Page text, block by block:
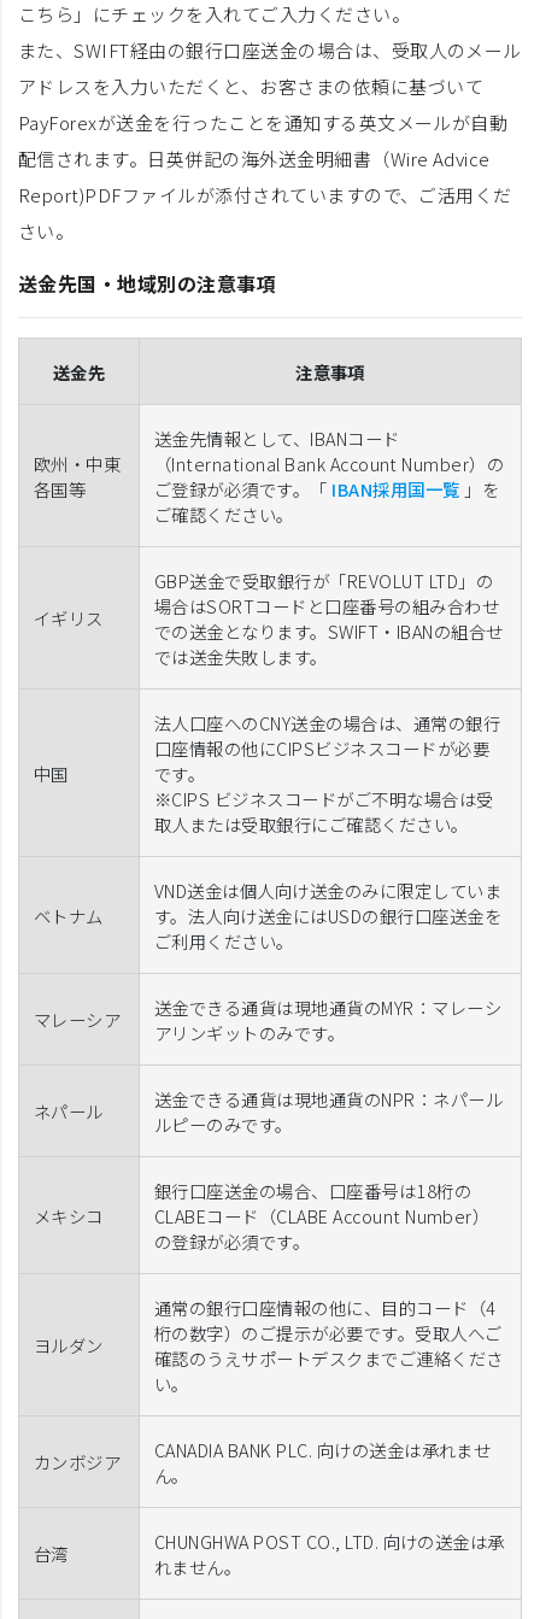
こちら」にチェックを入れてご入力ください。
また、SWIFT経由の銀行口座送金の場合は、受取人のメール
アドレスを入力いただくと、お客さまの依頼に基づいて
PayForexが送金を行ったことを通知する英文メールが自動
配信されます。日英併記の海外送金明細書（Wire Advice
Report)PDFファイルが添付されていますので、ご活用くだ
さい。
送金先国・地域別の注意事項
送金先 注意事項
欧州・中東
各国等
送金先情報として、IBANコード
（International Bank Account Number）の
ご登録が必須です。「 IBAN採用国一覧 」を
ご確認ください。
イギリス
GBP送金で受取銀行が「REVOLUT LTD」の
場合はSORTコードと口座番号の組み合わせ
での送金となります。SWIFT・IBANの組合せ
では送金失敗します。
中国
法人口座へのCNY送金の場合は、通常の銀行
口座情報の他にCIPSビジネスコードが必要
です。
※CIPS ビジネスコードがご不明な場合は受
取人または受取銀行にご確認ください。
ベトナム
VND送金は個人向け送金のみに限定していま
す。法人向け送金にはUSDの銀行口座送金を
ご利用ください。
マレーシア
送金できる通貨は現地通貨のMYR：マレーシ
アリンギットのみです。
ネパール
送金できる通貨は現地通貨のNPR：ネパール
ルピーのみです。
メキシコ
銀行口座送金の場合、口座番号は18桁の
CLABEコード（CLABE Account Number）
の登録が必須です。
ヨルダン
通常の銀行口座情報の他に、目的コード（4
桁の数字）のご提示が必要です。受取人へご
確認のうえサポートデスクまでご連絡くださ
い。
カンボジア
CANADIA BANK PLC. 向けの送金は承れませ
ん。
台湾
CHUNGHWA POST CO., LTD. 向けの送金は承
れません。